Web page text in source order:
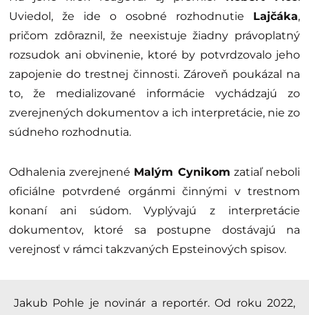
Uviedol, že ide o osobné rozhodnutie Lajčáka,
pričom zdôraznil, že neexistuje žiadny právoplatný
rozsudok ani obvinenie, ktoré by potvrdzovalo jeho
zapojenie do trestnej činnosti. Zároveň poukázal na
to, že medializované informácie vychádzajú zo
zverejnených dokumentov a ich interpretácie, nie zo
súdneho rozhodnutia.
Odhalenia zverejnené Malým Cynikom zatiaľ neboli
oficiálne potvrdené orgánmi činnými v trestnom
konaní ani súdom. Vyplývajú z interpretácie
dokumentov, ktoré sa postupne dostávajú na
verejnosť v rámci takzvaných Epsteinových spisov.
Jakub Pohle je novinár a reportér. Od roku 2022,